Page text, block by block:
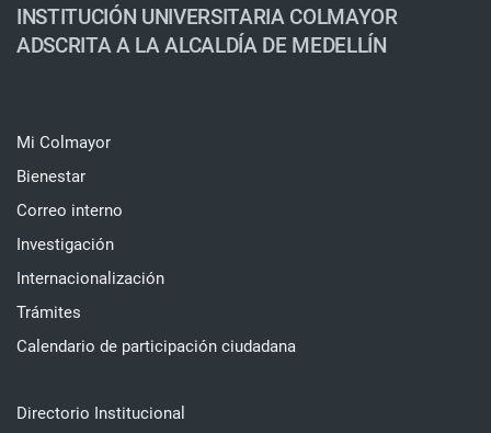
INSTITUCIÓN UNIVERSITARIA COLMAYOR
ADSCRITA A LA ALCALDÍA DE MEDELLÍN
Mi Colmayor
Bienestar
Correo interno
Investigación
Internacionalización
Trámites
Calendario de participación ciudadana
Directorio Institucional